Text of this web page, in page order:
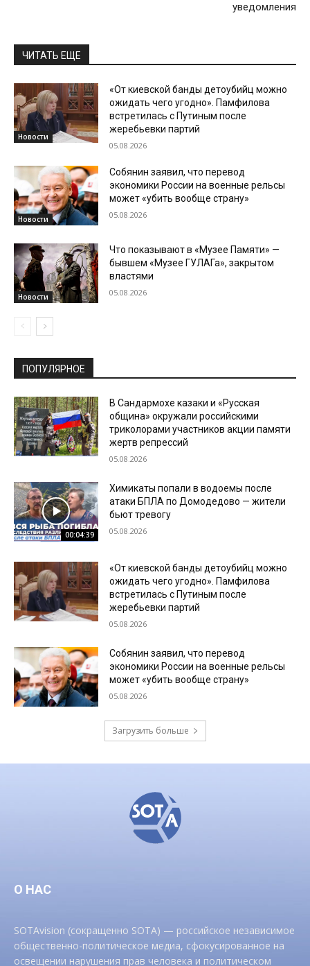
уведомления
ЧИТАТЬ ЕЩЕ
Новости
«От киевской банды детоубийц можно
ожидать чего угодно». Памфилова
встретилась с Путиным после
жеребьевки партий
05.08.2026
Новости
Собянин заявил, что перевод
экономики России на военные рельсы
может «убить вообще страну»
05.08.2026
Новости
Что показывают в «Музее Памяти» —
бывшем «Музее ГУЛАГа», закрытом
властями
05.08.2026
ПОПУЛЯРНОЕ
В Сандармохе казаки и «Русская
община» окружали российскими
триколорами участников акции памяти
жертв репрессий
05.08.2026
00:04:39
Химикаты попали в водоемы после
атаки БПЛА по Домодедово — жители
бьют тревогу
05.08.2026
«От киевской банды детоубийц можно
ожидать чего угодно». Памфилова
встретилась с Путиным после
жеребьевки партий
05.08.2026
Собянин заявил, что перевод
экономики России на военные рельсы
может «убить вообще страну»
05.08.2026
Загрузить больше
О НАС
SOTAvision (сокращенно SOTA) — российское независимое
общественно-политическое медиа, сфокусированное на
освещении нарушения прав человека и политическом